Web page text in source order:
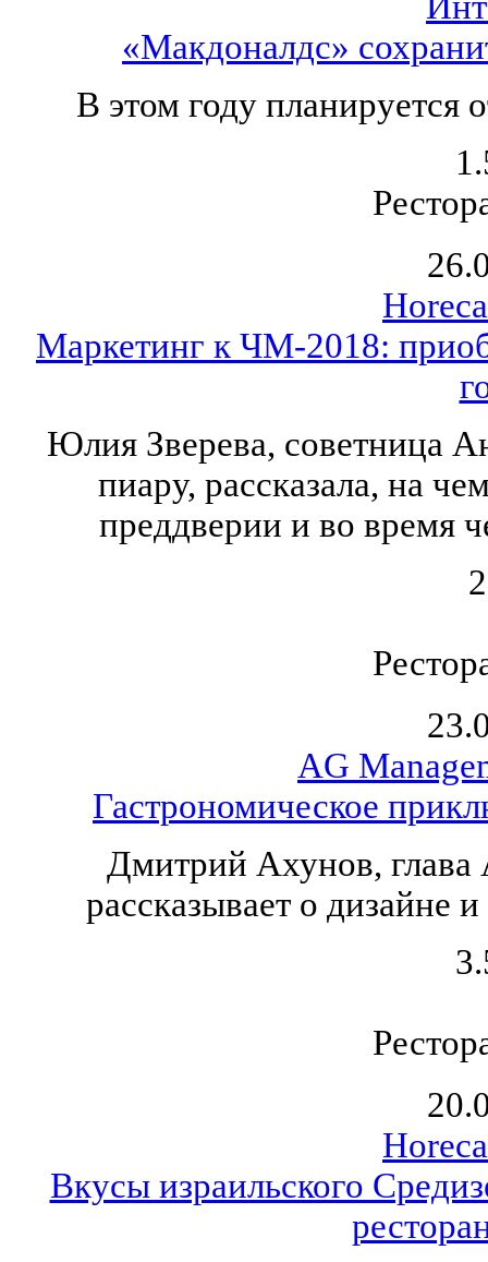
«Макдоналдс»
В этом году планируется
Маркетинг к ЧМ-2018:
Юлия Зверева, советница
пиару, рассказала, на
преддверии и во время
АG
Гастрономическое
Дмитрий Ахунов, глава
рассказывает о дизайне
Вкусы израильского